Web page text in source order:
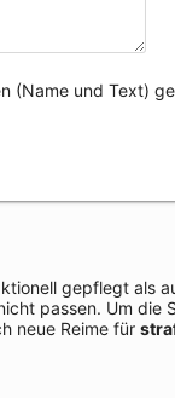
(Name und Text)
gepflegt als
passen. Um
neue Reime für